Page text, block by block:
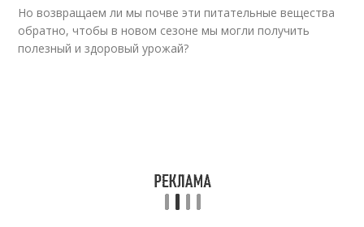
Но возвращаем ли мы почве эти питательные вещества
обратно, чтобы в новом сезоне мы могли получить
полезный и здоровый урожай?